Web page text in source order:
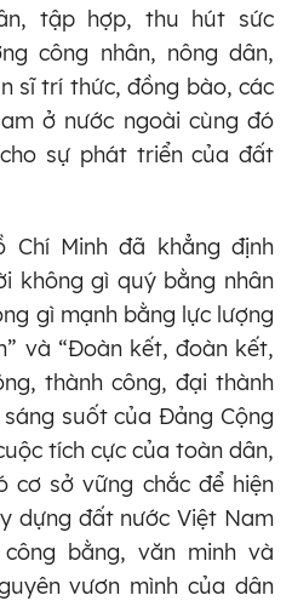
tập hợp, thu hút sức
công nhân, nông dân,
sĩ trí thức, đồng bào, các
ở nước ngoài cùng đó
sự phát triển của đất
Chí Minh đã khẳng định
không gì quý bằng nhân
gì mạnh bằng lực lượng
và “Đoàn kết, đoàn kết,
thành công, đại thành
suốt của Đảng Cộng
tích cực của toàn dân,
cơ sở vững chắc để hiện
dựng đất nước Việt Nam
bằng, văn minh và
vươn mình của dân